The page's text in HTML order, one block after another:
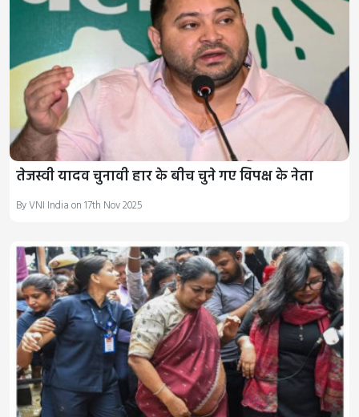
तेजस्वी यादव चुनावी हार के बीच चुने गए विपक्ष के नेता
By VNI India on 17th Nov 2025